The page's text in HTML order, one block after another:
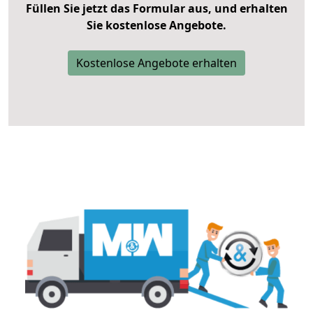
Füllen Sie jetzt das Formular aus, und erhalten
Sie kostenlose Angebote.
Kostenlose Angebote erhalten